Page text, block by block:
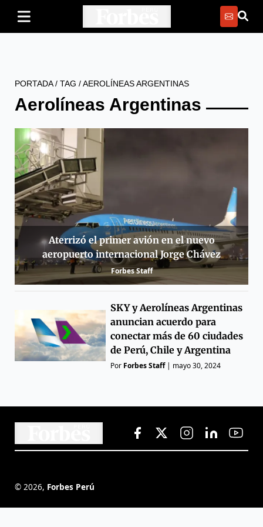
PORTADA/ TAG /AEROLÍNEAS ARGENTINAS
Aerolíneas Argentinas
Aterrizó el primer avión en el nuevo
aeropuerto internacional Jorge Chávez
Forbes Staff
SKY y Aerolíneas Argentinas
anuncian acuerdo para
conectar más de 60 ciudades
de Perú, Chile y Argentina
Por Forbes Staff| mayo 30, 2024
© 2026, Forbes Perú